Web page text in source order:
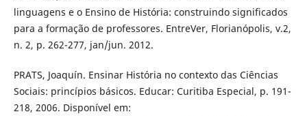
linguagens e o Ensino de História: construindo significados
para a formação de professores. EntreVer, Florianópolis, v.2,
n. 2, p. 262-277, jan/jun. 2012.
PRATS, Joaquín. Ensinar História no contexto das Ciências
Sociais: princípios básicos. Educar: Curitiba Especial, p. 191-
218, 2006. Disponível em: